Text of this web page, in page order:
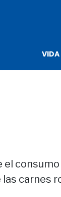
VIDA
el
carnes